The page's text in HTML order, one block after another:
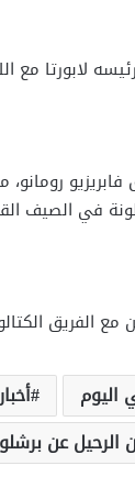
لابورتا مع
في الصيف
في صيف عام 2026، بينما
اليوم
عن